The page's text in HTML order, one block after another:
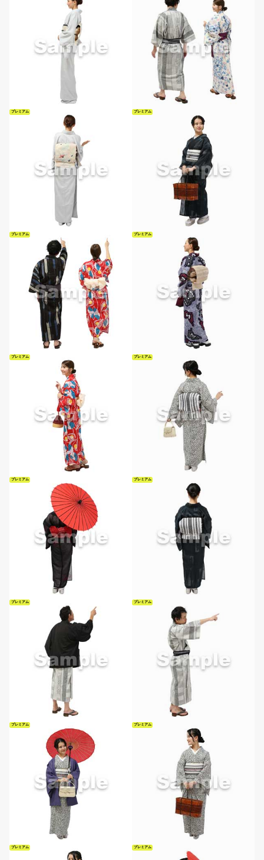
プレミアム プレミアム
プレミアム プレミアム
プレミアム プレミアム
プレミアム プレミアム
プレミアム プレミアム
プレミアム プレミアム
プレミアム プレミアム